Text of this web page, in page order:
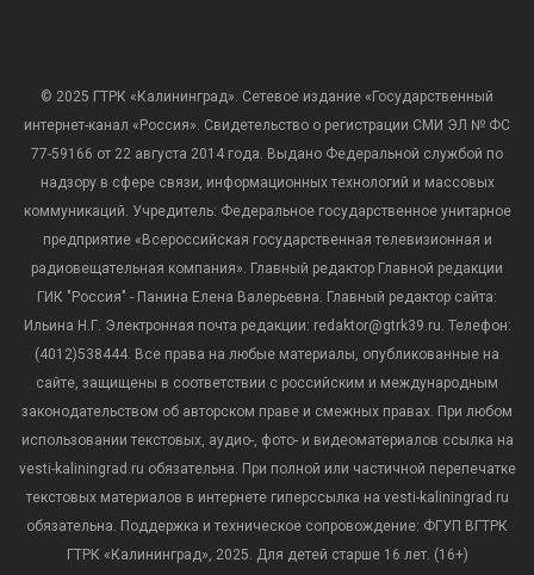
© 2025 ГТРК «Калининград». Сетевое издание «Государственный
интернет-канал «Россия». Свидетельство о регистрации СМИ ЭЛ № ФС
77-59166 от 22 августа 2014 года. Выдано Федеральной службой по
надзору в сфере связи, информационных технологий и массовых
коммуникаций. Учредитель: Федеральное государственное унитарное
предприятие «Всероссийская государственная телевизионная и
радиовещательная компания». Главный редактор Главной редакции
ГИК "Россия" - Панина Елена Валерьевна. Главный редактор сайта:
Ильина Н.Г. Электронная почта редакции: redaktor@gtrk39.ru. Телефон:
(4012)538444. Все права на любые материалы, опубликованные на
сайте, защищены в соответствии с российским и международным
законодательством об авторском праве и смежных правах. При любом
использовании текстовых, аудио-, фото- и видеоматериалов ссылка на
vesti-kaliningrad.ru обязательна. При полной или частичной перепечатке
текстовых материалов в интернете гиперссылка на vesti-kaliningrad.ru
обязательна. Поддержка и техническое сопровождение: ФГУП ВГТРК
ГТРК «Калининград», 2025. Для детей старше 16 лет. (16+)